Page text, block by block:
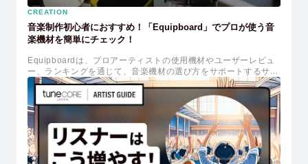
CREATION
音楽制作初心者におすすめ！「Equipboard」でプロが使う音
楽機材を簡単にチェック！
Equipboardは、プロアーティストの使用機材やユーザーレビュ
ー、ランキングを通じて、音楽機材の選び方をサポートするサイ
トです。初心者にも優しいガイドが豊富で、機材選びに困ってい
る方におすすめです。